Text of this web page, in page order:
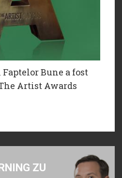
Bune a fost
Artist Awards
ZU